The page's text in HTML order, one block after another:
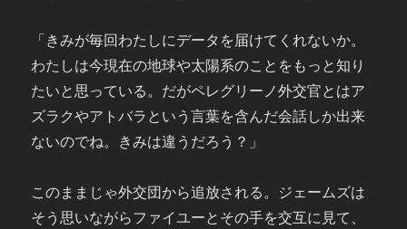
「きみが毎回わたしにデータを届けてくれないか。
わたしは今現在の地球や太陽系のことをもっと知り
たいと思っている。だがペレグリーノ外交官とはア
ズラクやアトバラという言葉を含んだ会話しか出来
ないのでね。きみは違うだろう？」
このままじゃ外交団から追放される。ジェームズは
そう思いながらファイユーとその手を交互に見て、